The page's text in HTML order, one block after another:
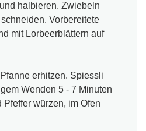
halbieren. Zwiebeln
Vorbereitete
mit Lorbeerblättern auf
erhitzen. Spiessli
Wenden 5 - 7 Minuten
Pfeffer würzen, im Ofen